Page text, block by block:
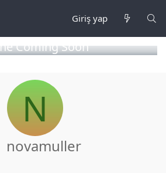
Giriş yap
Coming Soon
N
novamuller